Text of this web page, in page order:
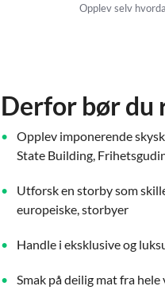
Opplev selv
Derfor bør du
Opplev imponerende
State Building,
Utforsk en storby som
europeiske, storbyer
Handle i eksklusive og
Smak på deilig mat fra hele